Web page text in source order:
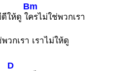
ให้ดู ใ
Bm
ครไม่ใช่พวกเรา
วกเรา เราไม่ให้ดู
D